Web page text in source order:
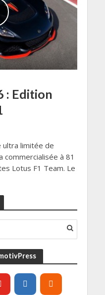
: Edition
ultra limitée de
commercialisée à 81
Lotus F1 Team. Le